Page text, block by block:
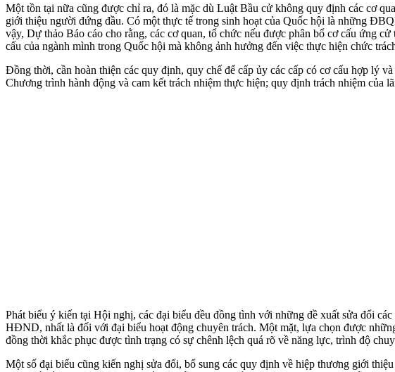
Một tồn tại nữa cũng được chỉ ra, đó là mặc dù Luật Bầu cử không quy định các cơ
giới thiệu người đứng đầu. Có một thực tế trong sinh hoạt của Quốc hội là những
vậy, Dự thảo Báo cáo cho rằng, các cơ quan, tổ chức nếu được phân bổ cơ cấu ứng
cấu của ngành mình trong Quốc hội mà không ảnh hưởng đến việc thực hiện chức
Đồng thời, cần hoàn thiện các quy định, quy chế để cấp ủy các cấp có cơ cấu hợp lý
Chương trình hành động và cam kết trách nhiệm thực hiện; quy định trách nhiệm của
Phát biểu ý kiến tại Hội nghị, các đại biểu đều đồng tình với những đề xuất sửa đổi
HĐND, nhất là đối với đại biểu hoạt động chuyên trách. Một mặt, lựa chọn được
đồng thời khắc phục được tình trạng có sự chênh lệch quá rõ về năng lực, trình độ
Một số đại biểu cũng kiến nghị sửa đổi, bổ sung các quy định về hiệp thương giới